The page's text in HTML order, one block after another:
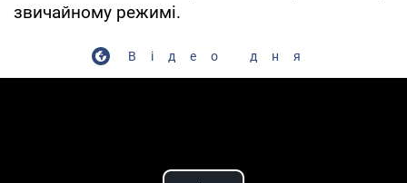
звичайному режимі.
Відео дня